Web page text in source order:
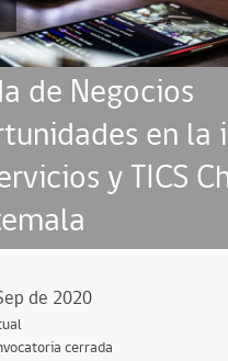
de Negocios
en la
y TICS
de 2020
cerrada